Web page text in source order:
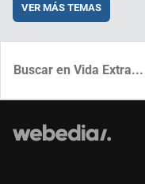
VER MÁS TEMAS